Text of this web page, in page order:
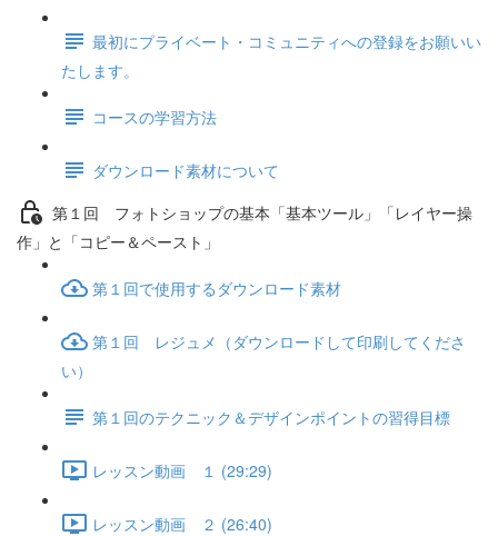
最初にプライベート・コミュニティへの登録をお願いい
たします。
コースの学習方法
ダウンロード素材について
第１回 フォトショップの基本「基本ツール」「レイヤー操
作」と「コピー＆ペースト」
第１回で使用するダウンロード素材
第１回 レジュメ（ダウンロードして印刷してくださ
い）
第１回のテクニック＆デザインポイントの習得目標
レッスン動画 １ (29:29)
レッスン動画 ２ (26:40)